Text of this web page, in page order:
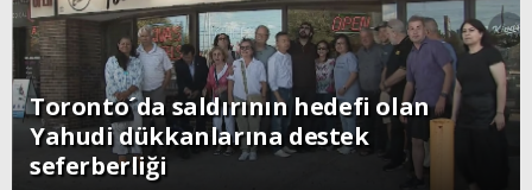
Toronto´da saldırının hedefi olan
Yahudi dükkanlarına destek
seferberliği